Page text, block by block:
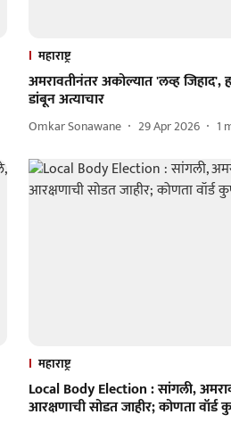
महाराष्ट्र
अमरावतीनंतर अकोल्यात 'लव्ह जिहाद',
डांबून अत्याचार
Omkar Sonawane 29 Apr 2026 1
महाराष्ट्र
Local Body Election : सांगली,
आरक्षणाची सोडत जाहीर; कोणता वॉर्ड